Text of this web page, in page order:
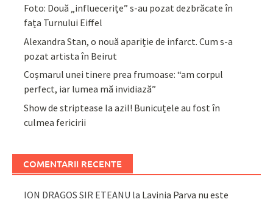
Foto: Două „influecerițe” s-au pozat dezbrăcate în
fața Turnului Eiffel
Alexandra Stan, o nouă apariție de infarct. Cum s-a
pozat artista în Beirut
Coșmarul unei tinere prea frumoase: “am corpul
perfect, iar lumea mă invidiază”
Show de striptease la azil! Bunicuțele au fost în
culmea fericirii
COMENTARII RECENTE
ION DRAGOS SIR ETEANU la Lavinia Parva nu este